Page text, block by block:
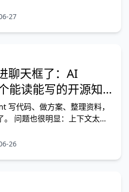
Calendar、Docs、Sheets 等
27
聊天框了：AI
能读能写的开源知
写代码、做方案、整理资料，
。 问题也很明显：上下文太容
天又用 Cursor 查资料。每个工
、决策过程、资料链接、任务进
26